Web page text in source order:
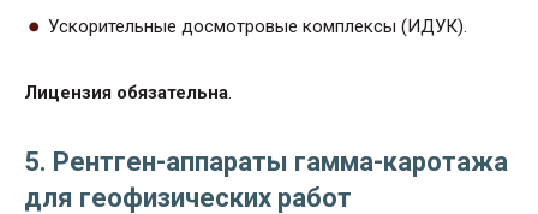
Ускорительные досмотровые комплексы (ИДУК).
Лицензия обязательна.
5. Рентген-аппараты гамма-каротажа
для геофизических работ